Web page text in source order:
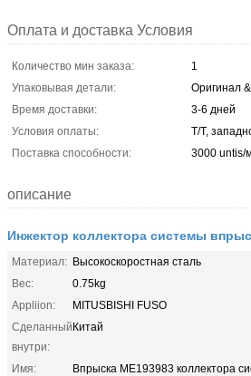
Оплата и доставка Условия
Количество мин заказа:
1
Упаковывая детали:
Оригинал
Время доставки:
3-6 дней
Условия оплаты:
T/T,
Поставка способности:
3000 untis/
описание
Инжектор коллектора системы
Материал: Высокоскоростная сталь
Вес:
0.75kg
Appliion:
MITUSBISHI FUSO
Сделанный
внутри:
Китай
Имя:
Впрыска ME193983 коллектора